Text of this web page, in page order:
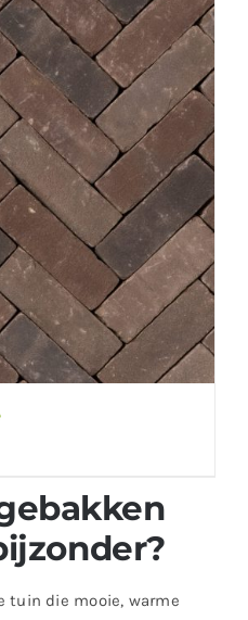
tuin die mooie, warme